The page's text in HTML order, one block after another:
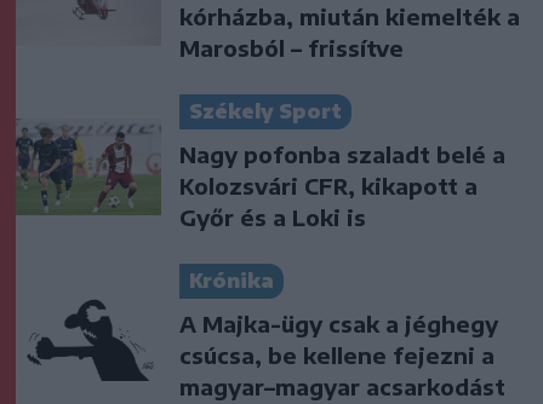
kórházba, miután kiemelték a
Marosból – frissítve
Székely Sport
Nagy pofonba szaladt belé a
Kolozsvári CFR, kikapott a
Győr és a Loki is
Krónika
A Majka-ügy csak a jéghegy
csúcsa, be kellene fejezni a
magyar–magyar acsarkodást